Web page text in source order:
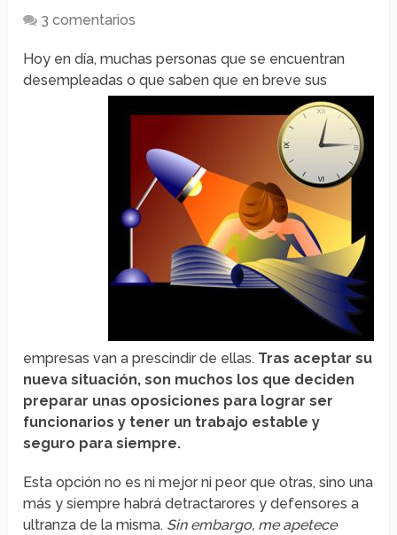
3 comentarios
Hoy en día, muchas personas que se encuentran
desempleadas o que saben que en breve sus
empresas van a prescindir de ellas. Tras aceptar su
nueva situación, son muchos los que deciden
preparar unas oposiciones para lograr ser
funcionarios y tener un trabajo estable y
seguro para siempre.
Esta opción no es ni mejor ni peor que otras, sino una
más y siempre habrá detractarores y defensores a
ultranza de la misma. Sin embargo, me apetece